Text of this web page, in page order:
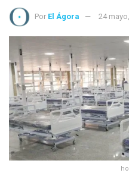
Por El Ágora 24